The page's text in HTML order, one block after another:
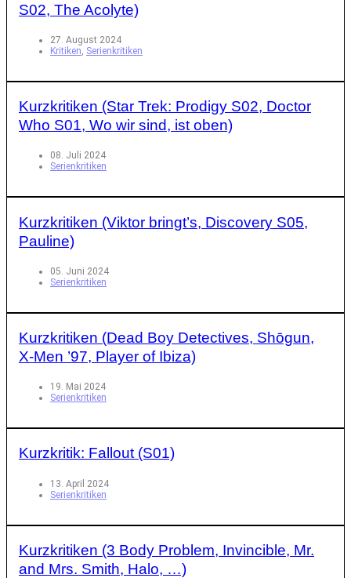
S02, The Acolyte)
27. August 2024
Kritiken, Serienkritiken
Kurzkritiken (Star Trek: Prodigy S02, Doctor
Who S01, Wo wir sind, ist oben)
08. Juli 2024
Serienkritiken
Kurzkritiken (Viktor bringt’s, Discovery S05,
Pauline)
05. Juni 2024
Serienkritiken
Kurzkritiken (Dead Boy Detectives, Shōgun,
X-Men ’97, Player of Ibiza)
19. Mai 2024
Serienkritiken
Kurzkritik: Fallout (S01)
13. April 2024
Serienkritiken
Kurzkritiken (3 Body Problem, Invincible, Mr.
and Mrs. Smith, Halo, …)